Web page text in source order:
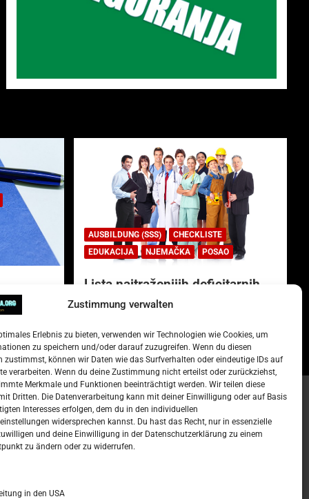
Zustimmung verwalten
Erlebnis zu bieten, verwenden wir Technologien wie Cookies, um
zu speichern und/oder darauf zuzugreifen. Wenn du diesen
zustimmst, können wir Daten wie das Surfverhalten oder eindeutige IDs auf
verarbeiten. Wenn du deine Zustimmung nicht erteilst oder zurückziehst,
Merkmale und Funktionen beeinträchtigt werden. Wir teilen diese
Dritten. Die Datenverarbeitung kann mit deiner Einwilligung oder auf Basis
Interesses erfolgen, dem du in den individuellen
widersprechen kannst. Du hast das Recht, nur in essenzielle
und deine Einwilligung in der Datenschutzerklärung zu einem
zu ändern oder zu widerrufen.
in den USA
AUSBILDUNG (SSS)
CHECKLISTE
EDUKACIJA
NJEMAČKA POSAO
Lista najtraženijih deficitarnih
zanimanja u Njemačkoj.
–
Kalendar